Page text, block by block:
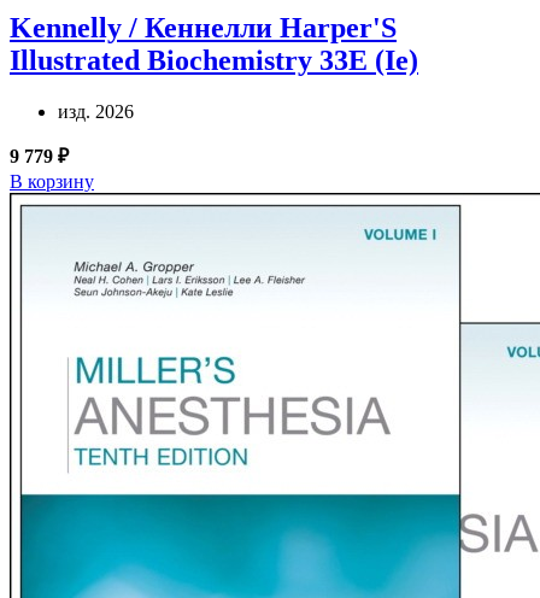
Kennelly / Кеннелли Harper'S
Illustrated Biochemistry 33E (Ie)
изд. 2026
9 779 ₽
В корзину